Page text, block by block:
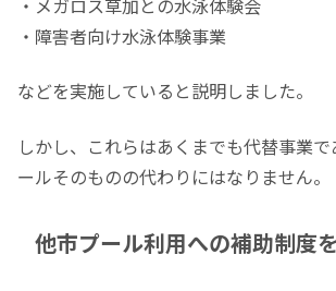
・メガロス草加との水泳体験会
・障害者向け水泳体験事業
などを実施していると説明しました。
しかし、これらはあくまでも代替事業
ールそのものの代わりにはなりません。
他市プール利用への補助制度